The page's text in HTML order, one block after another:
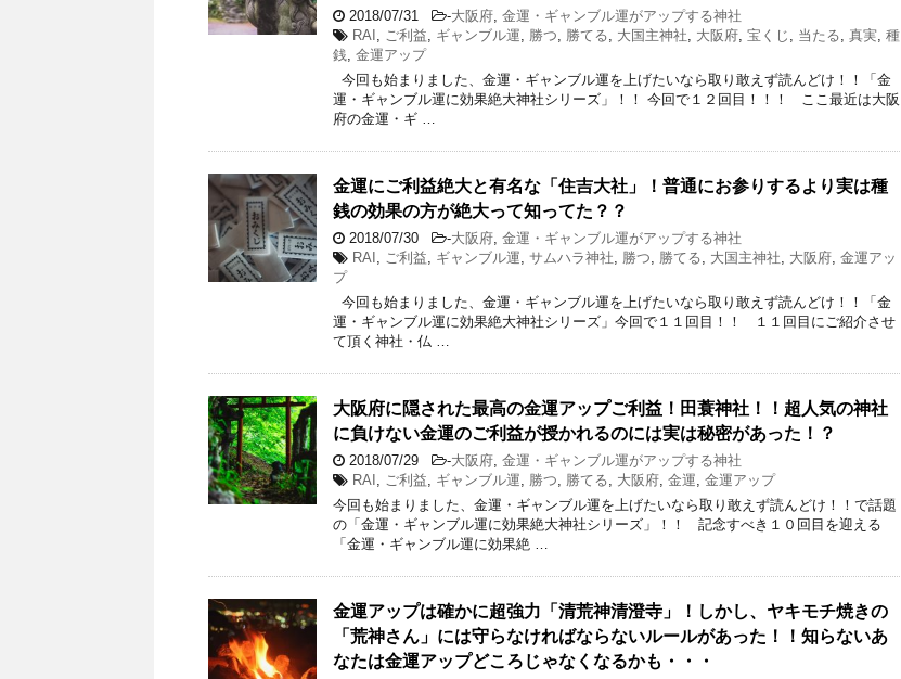
2018/07/31 -大阪府, 金運・ギャンブル運がアップする神社
RAI , ご利益, ギャンブル運, 勝つ, 勝てる, 大国主神社, 大阪府, 宝くじ , 当たる, 真実, 種
銭, 金運アップ
今回も始まりました、金運・ギャンブル運を上げたいなら取り敢えず読んどけ！！「金
運・ギャンブル運に効果絶大神社シリーズ」！！ 今回で１２回目！！！ ここ最近は大阪
府の金運・ギ …
金運にご利益絶大と有名な「住吉大社」！普通にお参りするより実は種
銭の効果の方が絶大って知ってた？？
2018/07/30 -大阪府, 金運・ギャンブル運がアップする神社
RAI , ご利益, ギャンブル運, サムハラ神社, 勝つ, 勝てる, 大国主神社, 大阪府, 金運アッ
プ
今回も始まりました、金運・ギャンブル運を上げたいなら取り敢えず読んどけ！！「金
運・ギャンブル運に効果絶大神社シリーズ」今回で１１回目！！ １１回目にご紹介させ
て頂く神社・仏 …
大阪府に隠された最高の金運アップご利益！田蓑神社！！超人気の神社
に負けない金運のご利益が授かれるのには実は秘密があった！？
2018/07/29 -大阪府, 金運・ギャンブル運がアップする神社
RAI , ご利益, ギャンブル運, 勝つ, 勝てる, 大阪府, 金運, 金運アップ
今回も始まりました、金運・ギャンブル運を上げたいなら取り敢えず読んどけ！！で話題
の「金運・ギャンブル運に効果絶大神社シリーズ」！！ 記念すべき１０回目を迎える
「金運・ギャンブル運に効果絶 …
金運アップは確かに超強力「清荒神清澄寺」！しかし、ヤキモチ焼きの
「荒神さん」には守らなければならないルールがあった！！知らないあ
なたは金運アップどころじゃなくなるかも・・・